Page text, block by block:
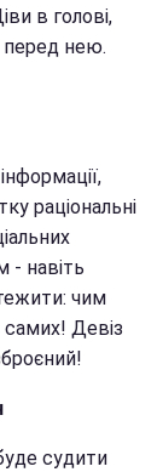
в голові,
перед нею.
раціональні
- навіть
чим
Девіз
судити